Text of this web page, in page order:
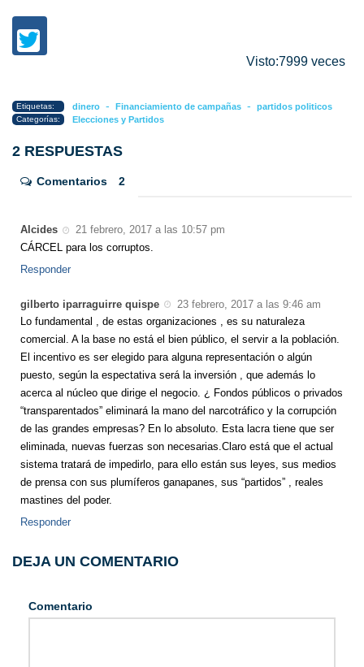
Visto:7999 veces
Etiquetas: dinero - Financiamiento de campañas - partidos politicos
Categorías: Elecciones y Partidos
2 RESPUESTAS
Comentarios 2
Alcides
21 febrero, 2017 a las 10:57 pm
CÁRCEL para los corruptos.
Responder
gilberto iparraguirre quispe
23 febrero, 2017 a las 9:46 am
Lo fundamental , de estas organizaciones , es su naturaleza
comercial. A la base no está el bien público, el servir a la población.
El incentivo es ser elegido para alguna representación o algún
puesto, según la espectativa será la inversión , que además lo
acerca al núcleo que dirige el negocio. ¿ Fondos públicos o privados
“transparentados” eliminará la mano del narcotráfico y la corrupción
de las grandes empresas? En lo absoluto. Esta lacra tiene que ser
eliminada, nuevas fuerzas son necesarias.Claro está que el actual
sistema tratará de impedirlo, para ello están sus leyes, sus medios
de prensa con sus plumíferos ganapanes, sus “partidos” , reales
mastines del poder.
Responder
DEJA UN COMENTARIO
Comentario